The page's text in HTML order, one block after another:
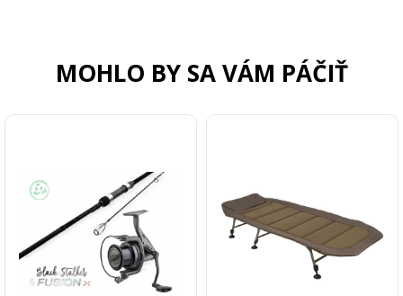
MOHLO BY SA VÁM PÁČIŤ
hotové náväzce
HADIČKY, PREVLEKY, ROVNÁTKA
ZARÁŽKY, STOPPER
KRMÍTKA, OLOVÁ, ZÁŤAŽE